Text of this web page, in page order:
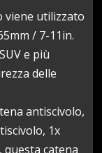
viene utilizzato
/ 7-11in.
e più
delle
antiscivolo,
1x
catena